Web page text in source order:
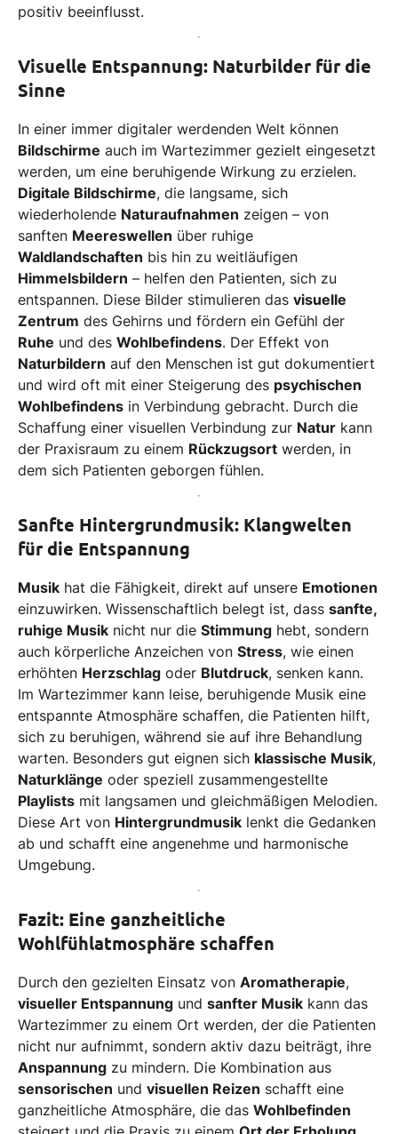
positiv beeinflusst.
Visuelle Entspannung: Naturbilder für die
Sinne
In einer immer digitaler werdenden Welt können
Bildschirme auch im Wartezimmer gezielt eingesetzt
werden, um eine beruhigende Wirkung zu erzielen.
Digitale Bildschirme, die langsame, sich
wiederholende Naturaufnahmen zeigen – von
sanften Meereswellen über ruhige
Waldlandschaften bis hin zu weitläufigen
Himmelsbildern – helfen den Patienten, sich zu
entspannen. Diese Bilder stimulieren das visuelle
Zentrum des Gehirns und fördern ein Gefühl der
Ruhe und des Wohlbefindens. Der Effekt von
Naturbildern auf den Menschen ist gut dokumentiert
und wird oft mit einer Steigerung des psychischen
Wohlbefindens in Verbindung gebracht. Durch die
Schaffung einer visuellen Verbindung zur Natur kann
der Praxisraum zu einem Rückzugsort werden, in
dem sich Patienten geborgen fühlen.
Sanfte Hintergrundmusik: Klangwelten
für die Entspannung
Musik hat die Fähigkeit, direkt auf unsere Emotionen
einzuwirken. Wissenschaftlich belegt ist, dass sanfte,
ruhige Musik nicht nur die Stimmung hebt, sondern
auch körperliche Anzeichen von Stress, wie einen
erhöhten Herzschlag oder Blutdruck, senken kann.
Im Wartezimmer kann leise, beruhigende Musik eine
entspannte Atmosphäre schaffen, die Patienten hilft,
sich zu beruhigen, während sie auf ihre Behandlung
warten. Besonders gut eignen sich klassische Musik,
Naturklänge oder speziell zusammengestellte
Playlists mit langsamen und gleichmäßigen Melodien.
Diese Art von Hintergrundmusik lenkt die Gedanken
ab und schafft eine angenehme und harmonische
Umgebung.
Fazit: Eine ganzheitliche
Wohlfühlatmosphäre schaffen
Durch den gezielten Einsatz von Aromatherapie,
visueller Entspannung und sanfter Musik kann das
Wartezimmer zu einem Ort werden, der die Patienten
nicht nur aufnimmt, sondern aktiv dazu beiträgt, ihre
Anspannung zu mindern. Die Kombination aus
sensorischen und visuellen Reizen schafft eine
ganzheitliche Atmosphäre, die das Wohlbefinden